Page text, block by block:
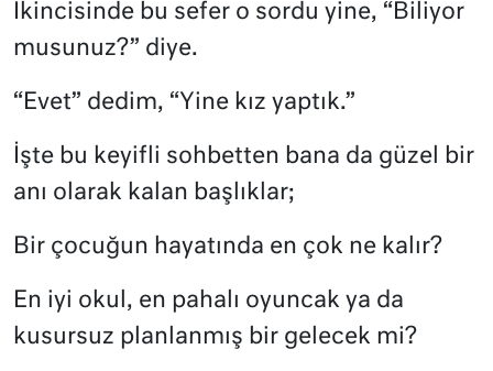
İkincisinde bu sefer o sordu yine, “Biliyor
musunuz?” diye.
“Evet” dedim, “Yine kız yaptık.”
İşte bu keyifli sohbetten bana da güzel bir
anı olarak kalan başlıklar;
Bir çocuğun hayatında en çok ne kalır?
En iyi okul, en pahalı oyuncak ya da
kusursuz planlanmış bir gelecek mi?